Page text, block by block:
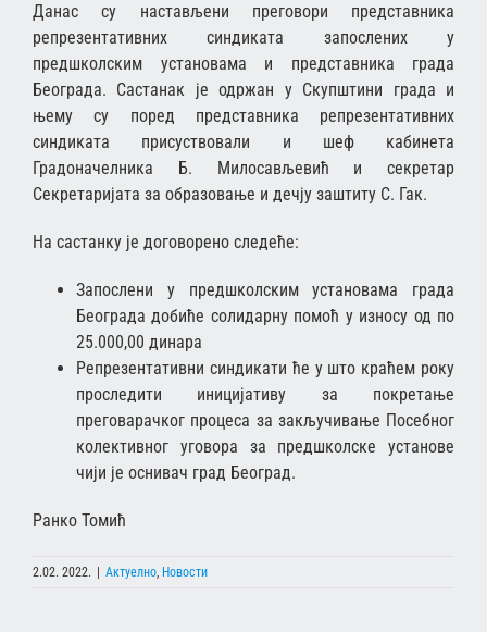
Данас су настављени преговори представника
репрезентативних синдиката запослених у
предшколским установама и представника града
Београда. Састанак је одржан у Скупштини града и
њему су поред представника репрезентативних
синдиката присуствовали и шеф кабинета
Градоначелника Б. Милосављевић и секретар
Секретаријата за образовање и дечју заштиту С. Гак.
На састанку је договорено следеће:
Запослени у предшколским установама града
Београда добиће солидарну помоћ у износу од по
25.000,00 динара
Репрезентативни синдикати ће у што краћем року
проследити иницијативу за покретање
преговарачког процеса за закључивање Посебног
колективног уговора за предшколске установе
чији је оснивач град Београд.
Ранко Томић
2.02. 2022. | Актуелно Новости